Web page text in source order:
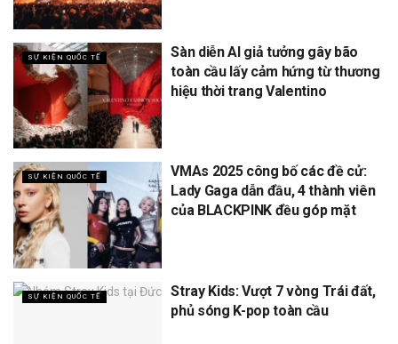
SỰ KIỆN QUỐC TẾ
Sàn diễn AI giả tưởng gây bão
toàn cầu lấy cảm hứng từ thương
hiệu thời trang Valentino
SỰ KIỆN QUỐC TẾ
VMAs 2025 công bố các đề cử:
Lady Gaga dẫn đầu, 4 thành viên
của BLACKPINK đều góp mặt
SỰ KIỆN QUỐC TẾ
Stray Kids: Vượt 7 vòng Trái đất,
phủ sóng K-pop toàn cầu